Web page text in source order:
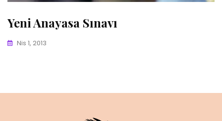
Yeni Anayasa Sınavı
Nis 1, 2013